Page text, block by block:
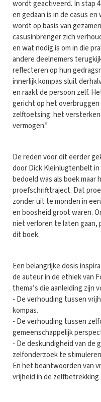
wordt geactiveerd. In stap
en gedaan is in de casus
wordt op basis van
casusinbrenger zich
en wat nodig is om in die
andere deelnemers
reflecteren op hun
innerlijk kompas sluit
en raakt de persoon zelf.
gericht op het
zelftoetsing: het
vermogen.”
De reden voor dit eerder
door Dick Kleinlugtenbelt
bedoeld was als boek maar
proefschrifttraject. Dat
zonder uit te monden in
en boosheid groot waren.
niet verloren te laten gaan,
dit boek.
Een belangrijke dosis
de auteur in de ethiek van
thema’s die aanleiding zijn
- De verhouding tussen
kompas.
- De verhouding tussen
gemeenschappelijk
- De deskundigheid van de
zelfonderzoek te
En het beantwoorden van
vrijheid in de zelfbetrekking